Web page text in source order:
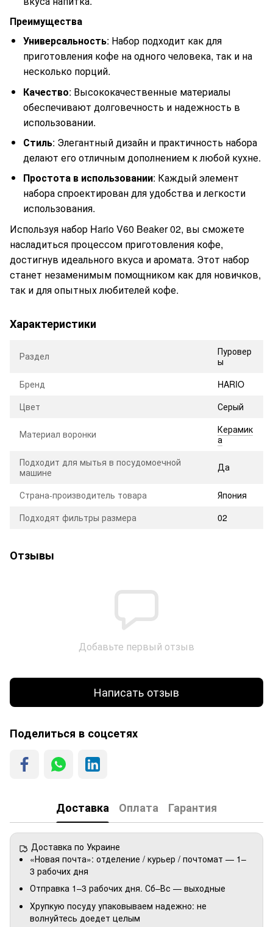
Преимущества
Универсальность: Набор подходит как для
приготовления кофе на одного человека, так и на
несколько порций.
Качество: Высококачественные материалы
обеспечивают долговечность и надежность в
использовании.
Стиль: Элегантный дизайн и практичность набора
делают его отличным дополнением к любой кухне.
Простота в использовании: Каждый элемент
набора спроектирован для удобства и легкости
использования.
Используя набор Hario V60 Beaker 02, вы сможете
насладиться процессом приготовления кофе,
достигнув идеального вкуса и аромата. Этот набор
станет незаменимым помощником как для новичков,
так и для опытных любителей кофе.
Характеристики
Раздел
Пуровер
ы
Бренд
HARIO
Цвет
Серый
Материал воронки
Керамик
а
Подходит для мытья в посудомоечной
машине
Да
Страна-производитель товара
Япония
Подходят фильтры размера
02
Отзывы
Добавьте первый отзыв
Написать отзыв
Поделиться в соцсетях
Доставка Оплата Гарантия
Доставка по Украине
«Новая почта»: отделение / курьер / почтомат — 1–
3 рабочих дня
Отправка 1–3 рабочих дня. Сб–Вс — выходные
Хрупкую посуду упаковываем надежно: не
волнуйтесь доедет целым